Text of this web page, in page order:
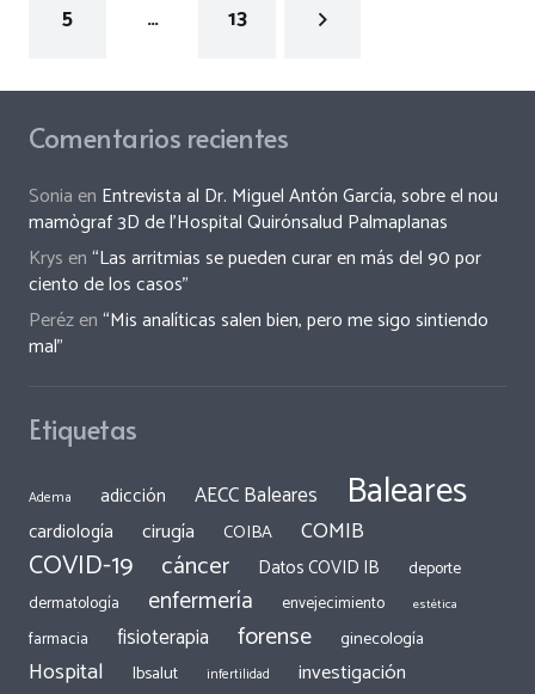
5 … 13
Comentarios recientes
Sonia en Entrevista al Dr. Miguel Antón García, sobre el nou
mamògraf 3D de l’Hospital Quirónsalud Palmaplanas
Krys en“Las arritmias se pueden curar en más del 90 por
ciento de los casos”
Perézen“Mis analíticas salen bien, pero me sigo sintiendo
mal”
Etiquetas
Adema adicción AECC Baleares Baleares
cardiología cirugía COIBA COMIB
COVID-19 cáncer Datos COVID IB
deporte
dermatología
enfermería envejecimiento estética
farmacia fisioterapia forense ginecología
Hospital Ibsalut infertilidad investigación